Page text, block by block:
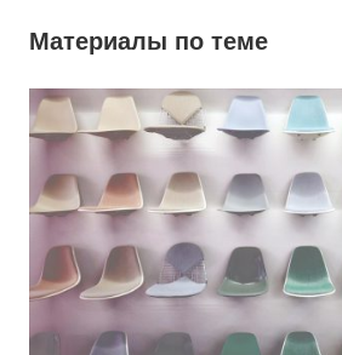
Материалы по теме